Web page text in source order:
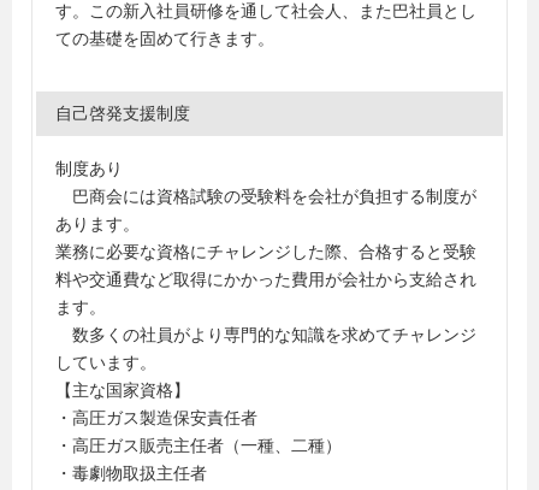
す。この新入社員研修を通して社会人、また巴社員とし
ての基礎を固めて行きます。
自己啓発支援制度
制度あり
巴商会には資格試験の受験料を会社が負担する制度が
あります。
業務に必要な資格にチャレンジした際、合格すると受験
料や交通費など取得にかかった費用が会社から支給され
ます。
数多くの社員がより専門的な知識を求めてチャレンジ
しています。
【主な国家資格】
・高圧ガス製造保安責任者
・高圧ガス販売主任者（一種、二種）
・毒劇物取扱主任者